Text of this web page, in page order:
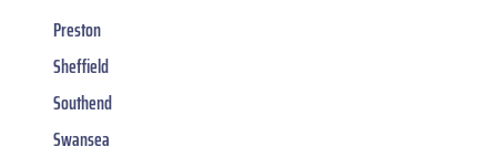
Preston
Sheffield
Southend
Swansea